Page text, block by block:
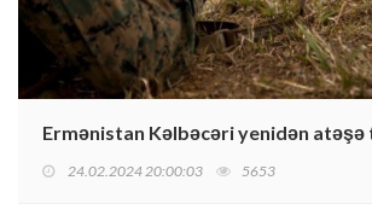
Ermənistan Kəlbəcəri yenidən atəşə
24.02.2024 20:00:03 5653